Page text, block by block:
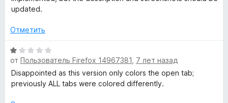
l
T
a
b
и
5
н
1
з
5
updated.
Отметить
О
ц
е
н
от Пользователь Firefox 14967381 7 лет назад
Disappointed as this version only colors the open tab;
previously ALL tabs were colored differently.